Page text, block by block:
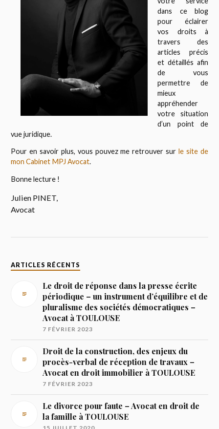
dans ce blog
pour éclairer
vos droits à
travers des
articles précis
et détaillés afin
de vous
permettre de
mieux
appréhender
votre situation
d’un point de
vue juridique.
Pour en savoir plus, vous pouvez me retrouver sur le site de
mon Cabinet MPJ Avocat.
Bonne lecture !
Julien PINET,
Avocat
ARTICLES RÉCENTS
Le droit de réponse dans la presse écrite
périodique – un instrument d’équilibre et de
pluralisme des sociétés démocratiques –
Avocat à TOULOUSE
7 FÉVRIER 2023
Droit de la construction, des enjeux du
procès-verbal de réception de travaux –
Avocat en droit immobilier à TOULOUSE
7 FÉVRIER 2023
Le divorce pour faute – Avocat en droit de
la famille à TOULOUSE